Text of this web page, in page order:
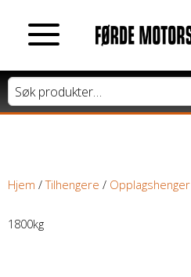
MOTORSYKLER
Lett motorsykkel
Moped / Scooter
Hjem /Tilhengere / Opplagshenger
1800kg